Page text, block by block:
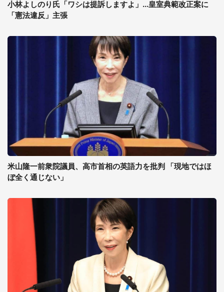
小林よしのり氏「ワシは提訴しますよ」...皇室典範改正案に
「憲法違反」主張
米山隆一前衆院議員、高市首相の英語力を批判 「現地ではほ
ぼ全く通じない」